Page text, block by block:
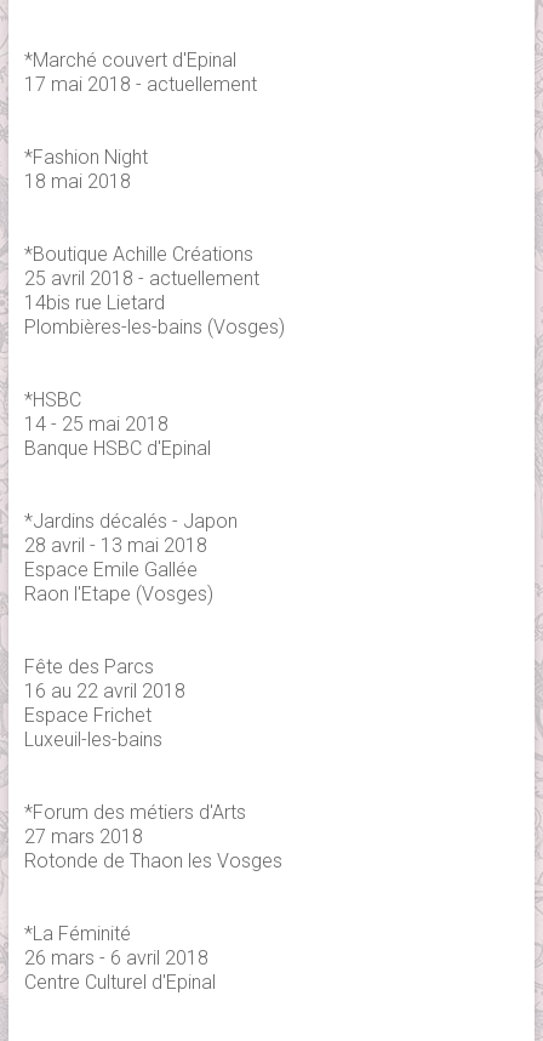
*Marché couvert d'Epinal
17 mai 2018 - actuellement
*Fashion Night
18 mai 2018
*Boutique Achille Créations
25 avril 2018 - actuellement
14bis rue Lietard
Plombières-les-bains (Vosges)
*HSBC
14 - 25 mai 2018
Banque HSBC d'Epinal
*Jardins décalés - Japon
28 avril - 13 mai 2018
Espace Emile Gallée
Raon l'Etape (Vosges)
Fête des Parcs
16 au 22 avril 2018
Espace Frichet
Luxeuil-les-bains
*Forum des métiers d'Arts
27 mars 2018
Rotonde de Thaon les Vosges
*La Féminité
26 mars - 6 avril 2018
Centre Culturel d'Epinal